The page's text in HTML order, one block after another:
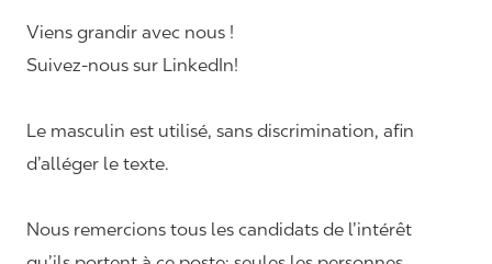
Viens grandir avec nous !
Suivez-nous sur LinkedIn!
Le masculin est utilisé, sans discrimination, afin
d’alléger le texte.
Nous remercions tous les candidats de l’intérêt